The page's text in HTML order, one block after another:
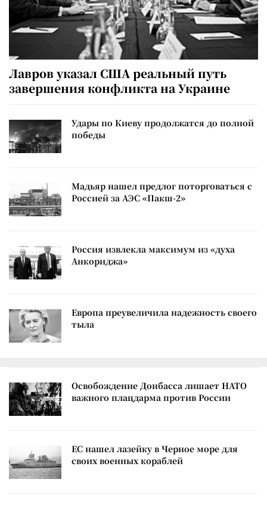
Лавров указал США реальный путь
завершения конфликта на Украине
Удары по Киеву продолжатся до полной
победы
Мадьяр нашел предлог поторговаться с
Россией за АЭС «Пакш-2»
Россия извлекла максимум из «духа
Анкориджа»
Европа преувеличила надежность своего
тыла
Освобождение Донбасса лишает НАТО
важного плацдарма против России
ЕС нашел лазейку в Черное море для
своих военных кораблей